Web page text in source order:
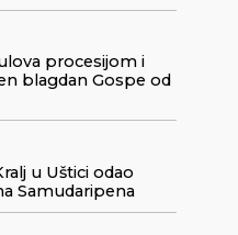
procesijom i
blagdan Gospe od
u Uštici odao
Samudaripena